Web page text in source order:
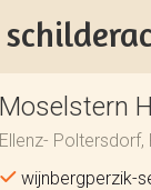
Moselstern
Ellenz- Poltersdorf,
wijnbergperzik-